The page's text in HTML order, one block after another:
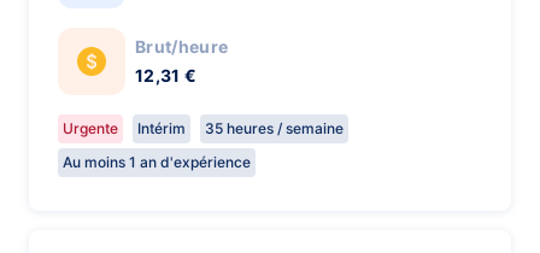
Brut/heure
12,31 €
Urgente Intérim
35 heures / semaine
Au moins 1 an d'expérience